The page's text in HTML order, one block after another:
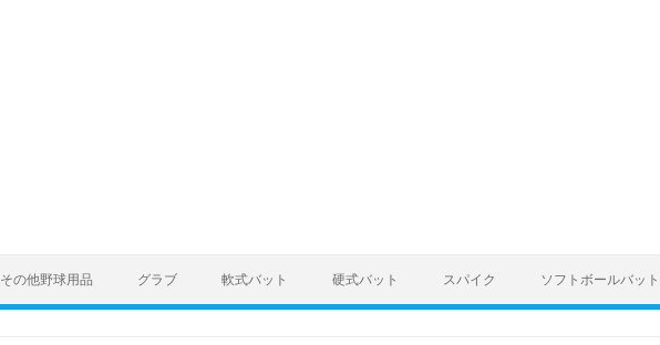
その他野球用品 グラブ 軟式バット 硬式バット スパイク ソフトボールバット